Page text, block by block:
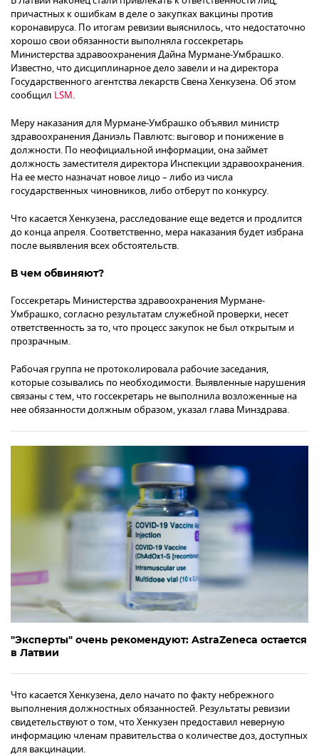
причастных к ошибкам в деле о закупках вакцины против
коронавируса. По итогам ревизии выяснилось, что недостаточно
хорошо свои обязанности выполняла госсекретарь
Министерства здравоохранения Дайна Мурмане-Умбрашко.
Известно, что дисциплинарное дело завели и на директора
Государственного агентства лекарств Свена Хенкузена. Об этом
сообщил LSM.
Меру наказания для Мурмане-Умбрашко объявил министр
здравоохранения Даниэль Павлютс: выговор и понижение в
должности. По неофициальной информации, она займет
должность заместителя директора Инспекции здравоохранения.
На ее место назначат новое лицо – либо из числа
государственных чиновников, либо отберут по конкурсу.
Что касается Хенкузена, расследование еще ведется и продлится
до конца апреля. Соответственно, мера наказания будет избрана
после выявления всех обстоятельств.
В чем обвиняют?
Госсекретарь Министерства здравоохранения Мурмане-
Умбрашко, согласно результатам служебной проверки, несет
ответственность за то, что процесс закупок не был открытым и
прозрачным.
Рабочая группа не протоколировала рабочие заседания,
которые созывались по необходимости. Выявленные нарушения
связаны с тем, что госсекретарь не выполнила возложенные на
нее обязанности должным образом, указал глава Минздрава.
"Эксперты" очень рекомендуют: AstraZeneca остается
в Латвии
Что касается Хенкузена, дело начато по факту небрежного
выполнения должностных обязанностей. Результаты ревизии
свидетельствуют о том, что Хенкузен предоставил неверную
информацию членам правительства о количестве доз, доступных
для вакцинации.